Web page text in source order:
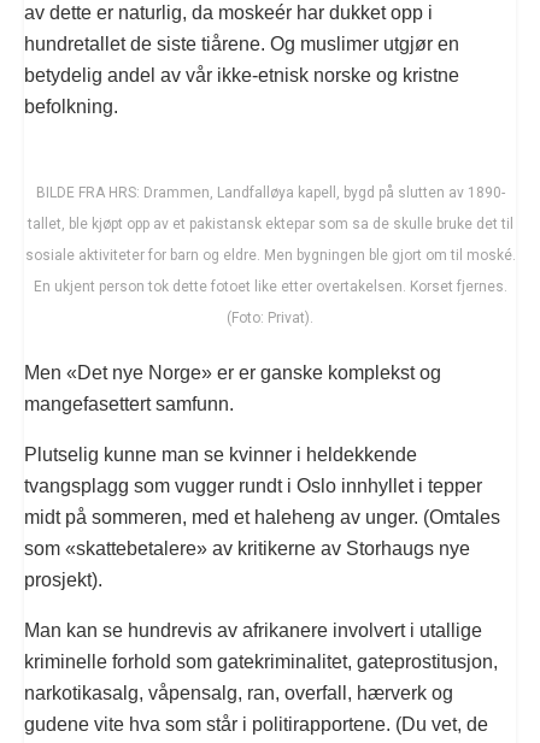
av dette er naturlig, da moskeér har dukket opp i
hundretallet de siste tiårene. Og muslimer utgjør en
betydelig andel av vår ikke-etnisk norske og kristne
befolkning.
BILDE FRA HRS: Drammen, Landfalløya kapell, bygd på slutten av 1890-
tallet, ble kjøpt opp av et pakistansk ektepar som sa de skulle bruke det til
sosiale aktiviteter for barn og eldre. Men bygningen ble gjort om til moské.
En ukjent person tok dette fotoet like etter overtakelsen. Korset fjernes.
(Foto: Privat).
Men «Det nye Norge» er er ganske komplekst og
mangefasettert samfunn.
Plutselig kunne man se kvinner i heldekkende
tvangsplagg som vugger rundt i Oslo innhyllet i tepper
midt på sommeren, med et haleheng av unger. (Omtales
som «skattebetalere» av kritikerne av Storhaugs nye
prosjekt).
Man kan se hundrevis av afrikanere involvert i utallige
kriminelle forhold som gatekriminalitet, gateprostitusjon,
narkotikasalg, våpensalg, ran, overfall, hærverk og
gudene vite hva som står i politirapportene. (Du vet, de